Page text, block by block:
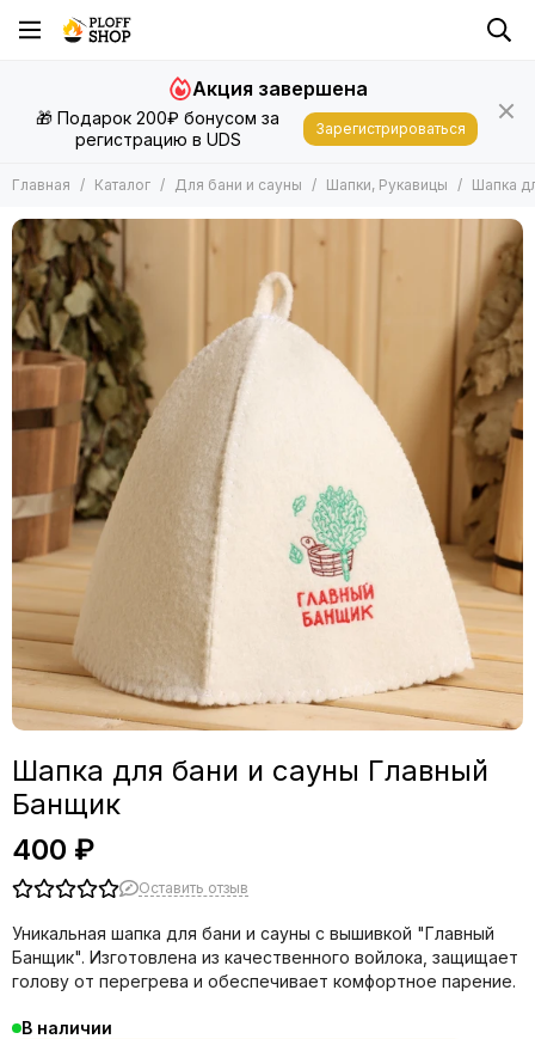
Для бани и сауны
Запарки
Эфирные масла
Подушки, Матрасы, Валики
Другие Аксессуары
🎁 Подарок 200₽ бонусом за
регистрацию в UDS
Акция завершена
Зарегистрироваться
Главная Каталог Для бани и сауны Шапки, Рукавицы Шапка
Шапка для бани и сауны Главный
Банщик
400 ₽
Оставить отзыв
Уникальная шапка для бани и сауны с вышивкой "Главный
Банщик". Изготовлена из качественного войлока, защищает
голову от перегрева и обеспечивает комфортное парение.
В наличии